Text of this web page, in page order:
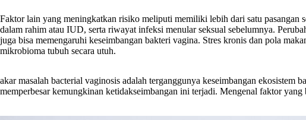
Faktor lain yang meningkatkan risiko meliputi memiliki lebih dari satu pasangan
dalam rahim atau IUD, serta riwayat infeksi menular seksual sebelumnya.
juga bisa memengaruhi keseimbangan bakteri vagina. Stres kronis dan pola
mikrobioma tubuh secara utuh.
akar masalah bacterial vaginosis adalah terganggunya keseimbangan ekosistem
memperbesar kemungkinan ketidakseimbangan ini terjadi. Mengenal faktor yang